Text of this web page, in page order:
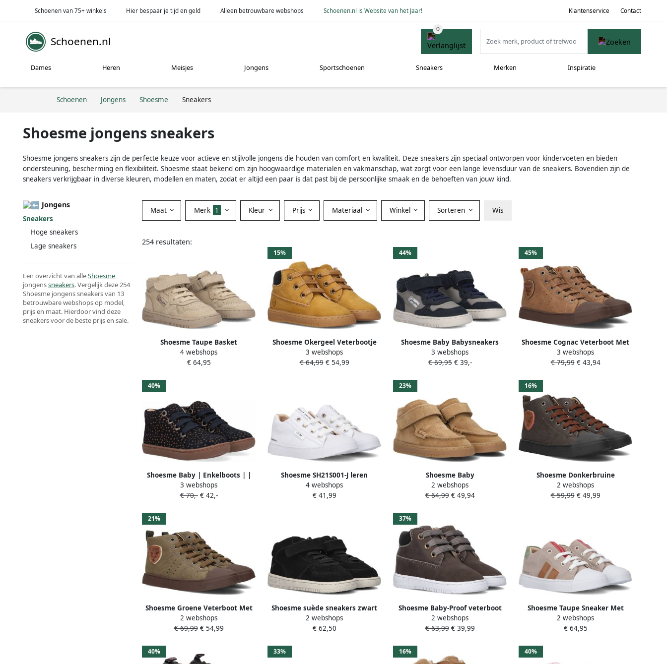
Schoenen van 75+ winkels Hier bespaar je tijd en geld Alleen betrouwbare webshops Schoenen.nl is Website van het Jaar! Klantenservice Contact
Schoenen.nl
Dames Heren Meisjes Jongens Sportschoenen Sneakers Merken Inspiratie
Schoenen Jongens Shoesme Sneakers
Shoesme jongens sneakers
Shoesme jongens sneakers zijn de perfecte keuze voor actieve en stijlvolle jongens die houden van comfort en kwaliteit. Deze sneakers zijn speciaal ontworpen voor kindervoeten en bieden
ondersteuning, bescherming en flexibiliteit. Shoesme staat bekend om zijn hoogwaardige materialen en vakmanschap, wat zorgt voor een lange levensduur van de sneakers. Bovendien zijn de
sneakers verkrijgbaar in diverse kleuren, modellen en maten, zodat er altijd een paar is dat past bij de persoonlijke smaak en de behoeften van jouw kind.
Jongens
Sneakers
Hoge sneakers
Lage sneakers
Een overzicht van alleShoesme
jongenssneakers. Vergelijk deze 254
Shoesme jongens sneakers van 13
betrouwbare webshops op model,
prijs en maat. Hierdoor vind deze
sneakers voor de beste prijs en sale.
Maat Merk 1 Kleur Prijs Materiaal Winkel Sorteren Wis
254 resultaten:
Shoesme Taupe Basket
Sneakertje Sneakers Kinderen
Unisex Taupe Nubuck
4 webshops
€ 64,95
15%
Shoesme Okergeel Veterbootje
Veterschoen Kind Jongens OCHRE
Nubuck
3 webshops
€ 64,99€ 54,99
44%
Shoesme Baby Babysneakers
Dark Blue Grey Leer
3 webshops
€ 69,95€ 39,-
45%
Shoesme Cognac Veterboot Met
Patch Veterschoen Kind Jongens
Brown Microleer
3 webshops
€ 79,99€ 43,94
40%
Shoesme Baby | Enkelboots | |
Black Brown Dots | Leer
3 webshops
€ 70,-€ 42,-
Shoesme SH21S001-J leren
sneakers wit Leer Effen 25
4 webshops
€ 41,99
23%
Shoesme Baby
Klittenbandschoenen Jongens
Cognac Leer
2 webshops
€ 64,99€ 49,94
16%
Shoesme Donkerbruine
Veterboot Met Patch
Veterschoen Kind Jongens Dark
2 webshops
€ 59,99€ 49,99
21%
Shoesme Groene Veterboot Met
Patch Veterschoen Kind Jongens
Dark Green Microleer
2 webshops
€ 69,99€ 54,99
Shoesme suède sneakers zwart
Jongens Suede Effen 19
2 webshops
€ 62,50
37%
Shoesme Baby-Proof veterboot
Veterschoenen Jongen
2 webshops
€ 63,99€ 39,99
Shoesme Taupe Sneaker Met
Stripings Veterschoen Kind
Jongens Taupe Microleer
2 webshops
€ 64,95
40% 33% 16% 40%